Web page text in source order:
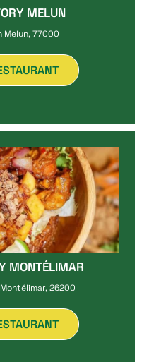
MELUN
Melun, 77000
MONTÉLIMAR
26200